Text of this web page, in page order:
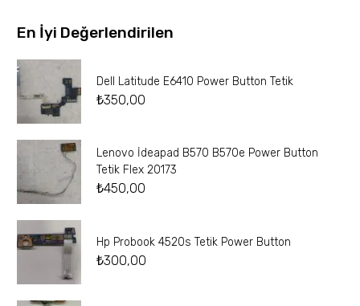
En İyi Değerlendirilen
Dell Latitude E6410 Power Button Tetik
₺350,00
Lenovo İdeapad B570 B570e Power Button
Tetik Flex 20173
₺450,00
Hp Probook 4520s Tetik Power Button
₺300,00